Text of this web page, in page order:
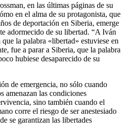
en las últimas páginas de su
en el alma de su protagonista, que
de deportación en Siberia, emerge
adormecido de su libertad. “A Iván
la palabra «libertad» estuviese en
fue a parar a Siberia, que la palabra
hubiese desaparecido de su
de emergencia, no sólo cuando
amenazan las condiciones
sino también cuando el
corre el riesgo de ser anestesiado
se garantizan las libertades